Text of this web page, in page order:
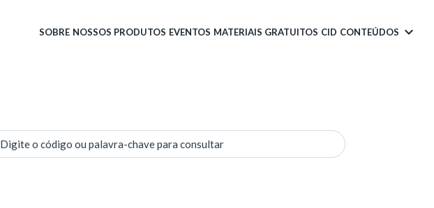
SOBRE NOSSOS PRODUTOS EVENTOS MATERIAIS GRATUITOS CID CONTEÚDOS
Digite o código ou palavra-chave para consultar